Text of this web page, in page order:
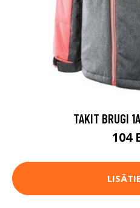
TAKIT BRUGI
104